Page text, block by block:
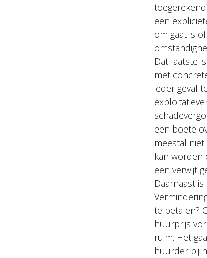
een
om gaat is
Dat laatste
met
ieder geval
een boete
meestal
kan worden
een verwijt
Daarnaast
te betalen?
huurprijs
ruim. Het
huurder bij